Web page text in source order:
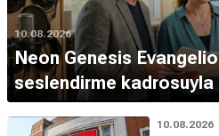
10.08.2026
Neon Genesis
seslendirme kadrosuyla
10.08.2026